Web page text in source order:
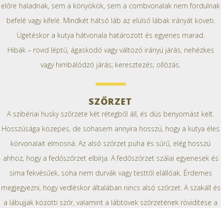
előre haladnak, sem a könyökök, sem a combvonalak nem fordulnak
befelé vagy kifelé. Mindkét hátsó láb az elülső lábak irányát követi.
Ügetéskor a kutya hátvonala határozott és egyenes marad.
Hibák – rövid léptű, ágaskodó vagy változó irányú járás, nehézkes
vagy himbálódzó járás; keresztezés; ollózás.
SZŐRZET
A szibériai husky szőrzete két rétegből áll, és dús benyomást kelt.
Hosszúsága közepes, de sohasem annyira hosszú, hogy a kutya éles
körvonalait elmosná. Az alsó szőrzet puha és sűrű, elég hosszú
ahhoz, hogy a fedőszőrzet elbírja. A fedőszőrzet szálai egyenesek és
sima fekvésűek, soha nem durvák vagy testtől elállóak. Érdemes
megjegyezni, hogy vedléskor általában nincs alsó szőrzet. A szakáll és
a lábujjak közötti szőr, valamint a lábtövek szőrzetének rövidítése a